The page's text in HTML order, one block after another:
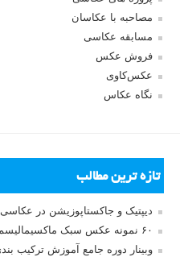
مصاحبه با عکاسان
مسابقه عکاسی
فروش عکس
عکس‌کاوی
نگاه عکاس
تازه ترین مطالب
دیپتیک و جاکستا‌پوزیشن در عکاسی
۶۰ نمونه عکس سبک ماکسیمالیسم
وبینار دوره جامع آموزش ترکیب